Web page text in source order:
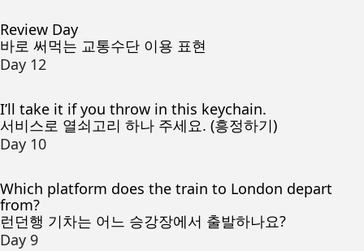
Review Day
바로 써먹는 교통수단 이용 표현
Day 12
I’ll take it if you throw in this keychain.
서비스로 열쇠고리 하나 주세요. (흥정하기)
Day 10
Which platform does the train to London depart
from?
런던행 기차는 어느 승강장에서 출발하나요?
Day 9